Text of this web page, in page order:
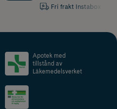
Fri frakt Instabox
Apotek med
tillstånd av
Läkemedelsverket